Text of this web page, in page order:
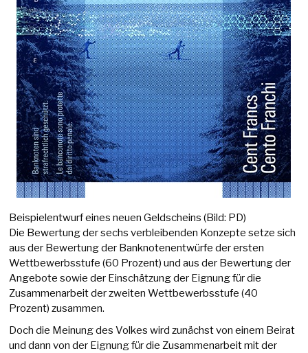
Beispielentwurf eines neuen Geldscheins (Bild: PD)
Die Bewertung der sechs verbleibenden Konzepte setze sich
aus der Bewertung der Banknotenentwürfe der ersten
Wettbewerbsstufe (60 Prozent) und aus der Bewertung der
Angebote sowie der Einschätzung der Eignung für die
Zusammenarbeit der zweiten Wettbewerbsstufe (40
Prozent) zusammen.
Doch die Meinung des Volkes wird zunächst von einem Beirat
und dann von der Eignung für die Zusammenarbeit mit der